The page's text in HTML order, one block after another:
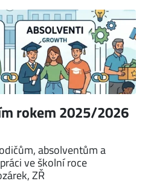
rokem 2025/2026
absolventům a
ve školní roce
ZŘ